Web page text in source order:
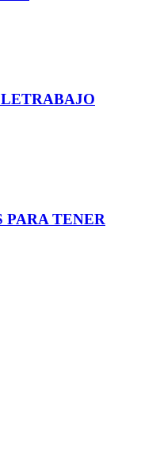
PARA TENER